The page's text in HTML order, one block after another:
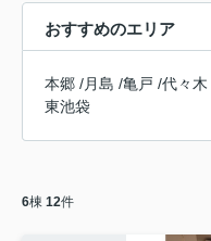
おすすめのエリア
本郷 /月島 /亀戸 /代々木
東池袋
6棟 12件